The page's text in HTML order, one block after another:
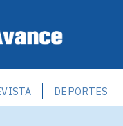
DEPORTES